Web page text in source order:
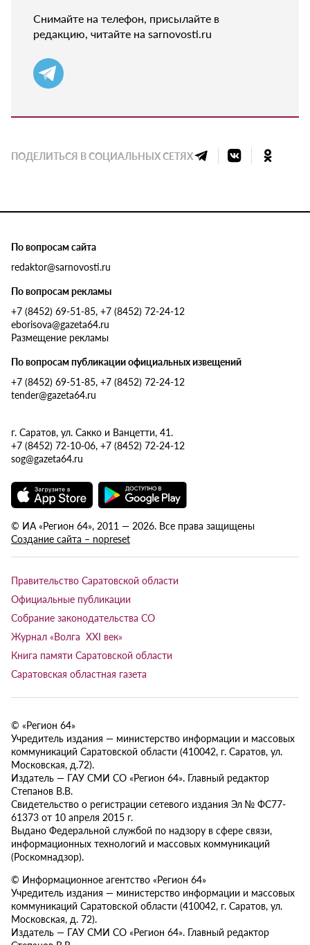
Снимайте на телефон, присылайте в
редакцию, читайте на sarnovosti.ru
ПОДЕЛИТЬСЯ В СОЦИАЛЬНЫХ СЕТЯХ
По вопросам сайта
redaktor@sarnovosti.ru
По вопросам рекламы
+7 (8452) 69-51-85, +7 (8452) 72-24-12
eborisova@gazeta64.ru
Размещение рекламы
По вопросам публикации официальных извещений
+7 (8452) 69-51-85, +7 (8452) 72-24-12
tender@gazeta64.ru
г. Саратов, ул. Сакко и Ванцетти, 41.
+7 (8452) 72-10-06, +7 (8452) 72-24-12
sog@gazeta64.ru
© ИА «Регион 64», 2011 — 2026. Все права защищены
Создание сайта – nopreset
Правительство Саратовской области
Официальные публикации
Собрание законодательства СО
Журнал «Волга XXI век»
Книга памяти Саратовской области
Саратовская областная газета
© «Регион 64»
Учредитель издания — министерство информации и массовых
коммуникаций Саратовской области (410042, г. Саратов, ул.
Московская, д.72).
Издатель — ГАУ СМИ СО «Регион 64». Главный редактор
Степанов В.В.
Свидетельство о регистрации сетевого издания Эл № ФС77-
61373 от 10 апреля 2015 г.
Выдано Федеральной службой по надзору в сфере связи,
информационных технологий и массовых коммуникаций
(Роскомнадзор).
© Информационное агентство «Регион 64»
Учредитель издания — министерство информации и массовых
коммуникаций Саратовской области (410042, г. Саратов, ул.
Московская, д. 72).
Издатель — ГАУ СМИ СО «Регион 64». Главный редактор